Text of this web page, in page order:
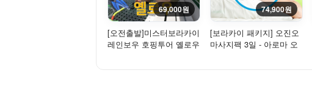
69,000원
[오전출발]미스터보라카이
레인보우 호핑투어 옐로우
74,900원
[보라카이 패키지] 오진오
마사지팩 3일 - 아로마 오